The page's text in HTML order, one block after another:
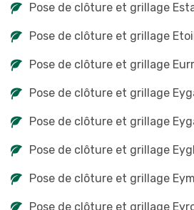
Pose de clôture et grillage
Pose de clôture et grillage
Pose de clôture et grillage
Pose de clôture et grillage
Pose de clôture et grillage
Pose de clôture et grillage
Pose de clôture et grillage
Pose de clôture et grillage